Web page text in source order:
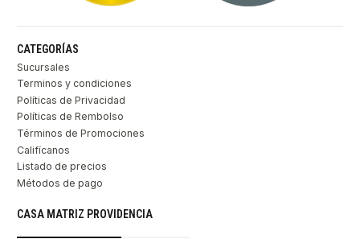
CATEGORÍAS
Sucursales
Terminos y condiciones
Políticas de Privacidad
Políticas de Rembolso
Términos de Promociones
Califícanos
Listado de precios
Métodos de pago
CASA MATRIZ PROVIDENCIA